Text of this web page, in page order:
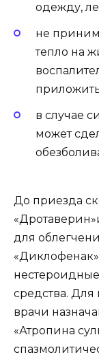
одежду,
не
тепло на
в случае
может
До приезда
для
средства.
врачи
«Атропина